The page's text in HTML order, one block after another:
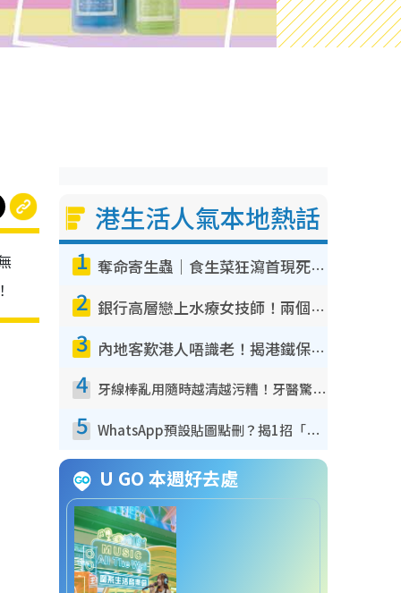
港生活人氣本地熱話
1 奪命寄生蟲｜食生菜狂瀉首現死者！疫潮惡化錄1.8萬宗病例 揭洗菜3大謬誤
2 銀行高層戀上水療女技師！兩個月借128萬驚覺「沉船」沉落火海 揭背後疑似邪教操控賣淫
3 內地客歎港人唔識老！揭港鐵保鮮級冷氣 港人求放過：咪投訴
4 牙線棒亂用隨時越清越污糟！牙醫驚揭盲目過戶細菌恐致蛀牙：呢種先係日常真保養
5 WhatsApp預設貼圖點刪？揭1招「反向操作」還原簡潔介面 附3步實測教學
U GO 本週好去處